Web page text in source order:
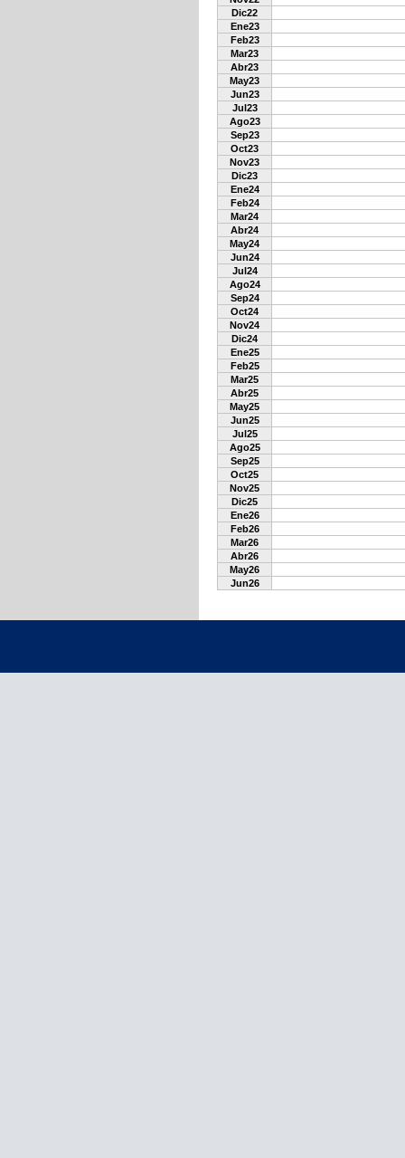
Dic22
Ene23
Feb23
Mar23
Abr23
May23
Jun23
Jul23
Ago23
Sep23
Oct23
Nov23
Dic23
Ene24
Feb24
Mar24
Abr24
May24
Jun24
Jul24
Ago24
Sep24
Oct24
Nov24
Dic24
Ene25
Feb25
Mar25
Abr25
May25
Jun25
Jul25
Ago25
Sep25
Oct25
Nov25
Dic25
Ene26
Feb26
Mar26
Abr26
May26
Jun26